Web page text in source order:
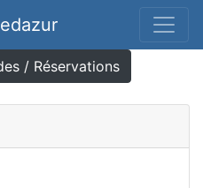
/ Réservations